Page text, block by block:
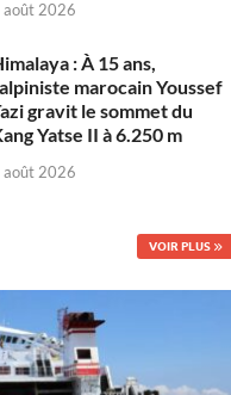
août 2026
: À 15 ans,
marocain Youssef
gravit le sommet du
Yatse II à 6.250 m
août 2026
VOIR PLUS